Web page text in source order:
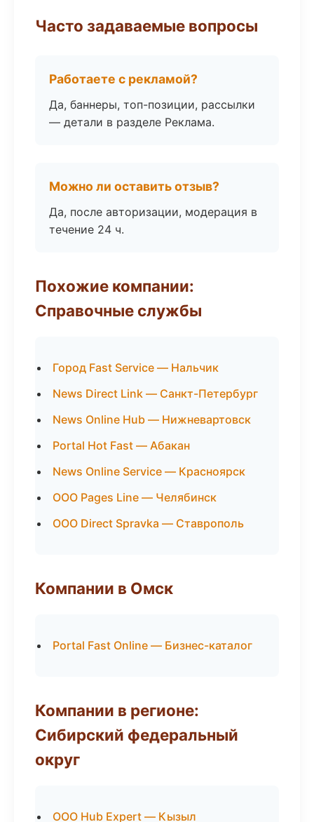
Часто задаваемые вопросы
Работаете с рекламой?
Да, баннеры, топ-позиции, рассылки
— детали в разделе Реклама.
Можно ли оставить отзыв?
Да, после авторизации, модерация в
течение 24 ч.
Похожие компании:
Справочные службы
Город Fast Service — Нальчик
News Direct Link — Санкт-Петербург
News Online Hub — Нижневартовск
Portal Hot Fast — Абакан
News Online Service — Красноярск
ООО Pages Line — Челябинск
ООО Direct Spravka — Ставрополь
Компании в Омск
Portal Fast Online — Бизнес-каталог
Компании в регионе:
Сибирский федеральный
округ
ООО Hub Expert — Кызыл